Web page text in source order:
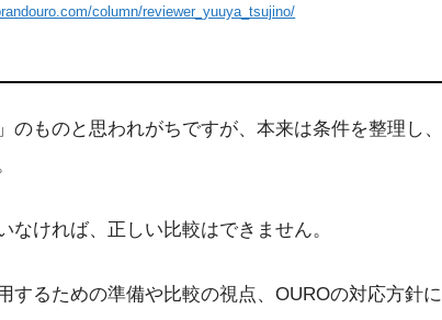
column/reviewer_yuuya_tsujino/
ものと思われがちですが、本来は条件を整理し、
ければ、正しい比較はできません。
するための準備や比較の視点、OUROの対応方針に